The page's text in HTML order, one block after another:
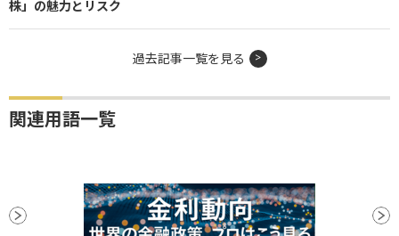
株」の魅力とリスク
過去記事一覧を見る
関連用語一覧